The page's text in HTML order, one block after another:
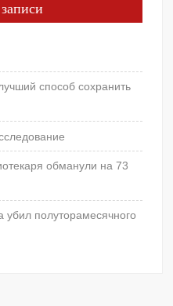
способ сохранить
обманули на 73
убил полуторамесячного